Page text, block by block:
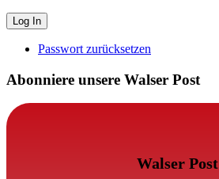
Passwort zurücksetzen
Abonniere unsere Walser Post
Walser Post